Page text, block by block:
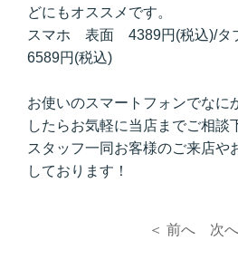
どにもオススメです。
スマホ 表面 4389円(税込)/
6589円(税込)
お使いのスマートフォンでなに
したらお気軽に当店までご相談
スタッフ一同お客様のご来店や
しております！
＜ 前へ 次